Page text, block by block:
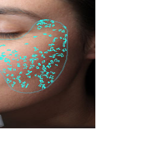
flash
Booth - Size &